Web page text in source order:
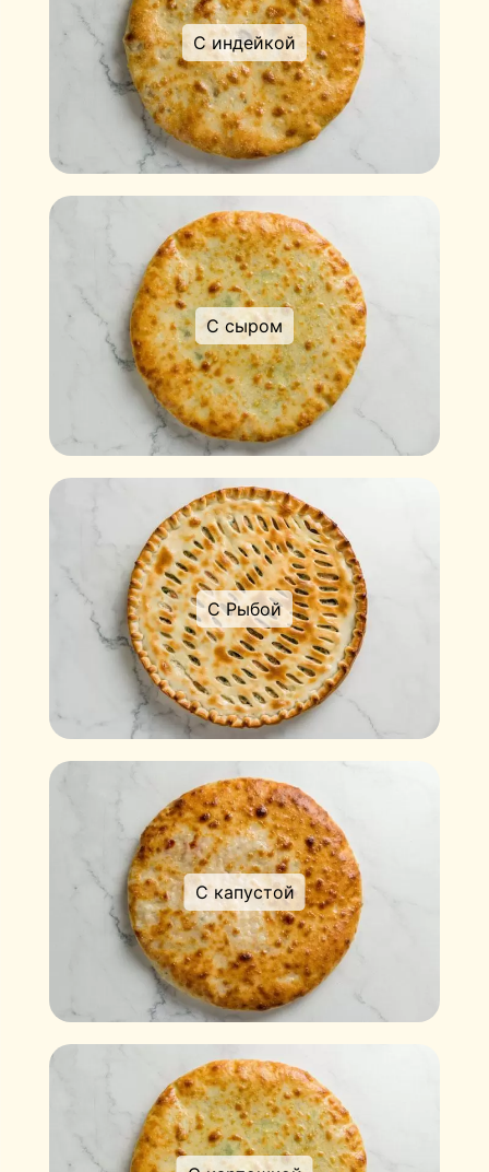
С индейкой
С сыром
С Рыбой
С капустой